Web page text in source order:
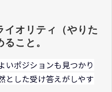
イオリティ（やりた
こと。
いポジションも見つかり
とした受け答えがしやす